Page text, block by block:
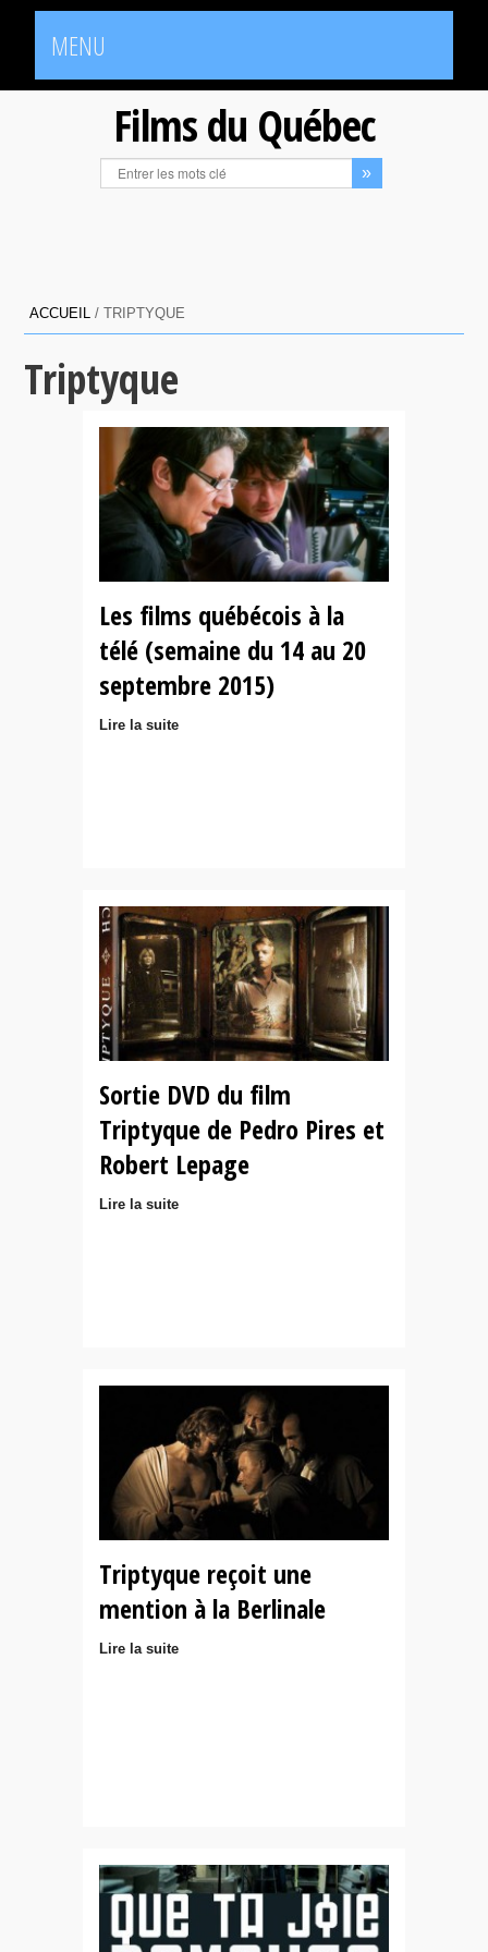
MENU
Films du Québec
ACCUEIL /TRIPTYQUE
Triptyque
Les films québécois à la
télé (semaine du 14 au 20
septembre 2015)
Lire la suite
Sortie DVD du film
Triptyque de Pedro Pires et
Robert Lepage
Lire la suite
Triptyque reçoit une
mention à la Berlinale
Lire la suite